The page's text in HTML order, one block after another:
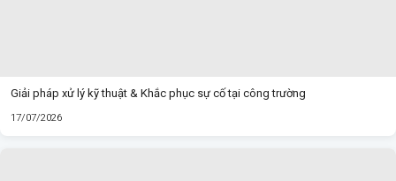
Giải pháp xử lý kỹ thuật & Khắc phục sự cố tại công trường
17/07/2026